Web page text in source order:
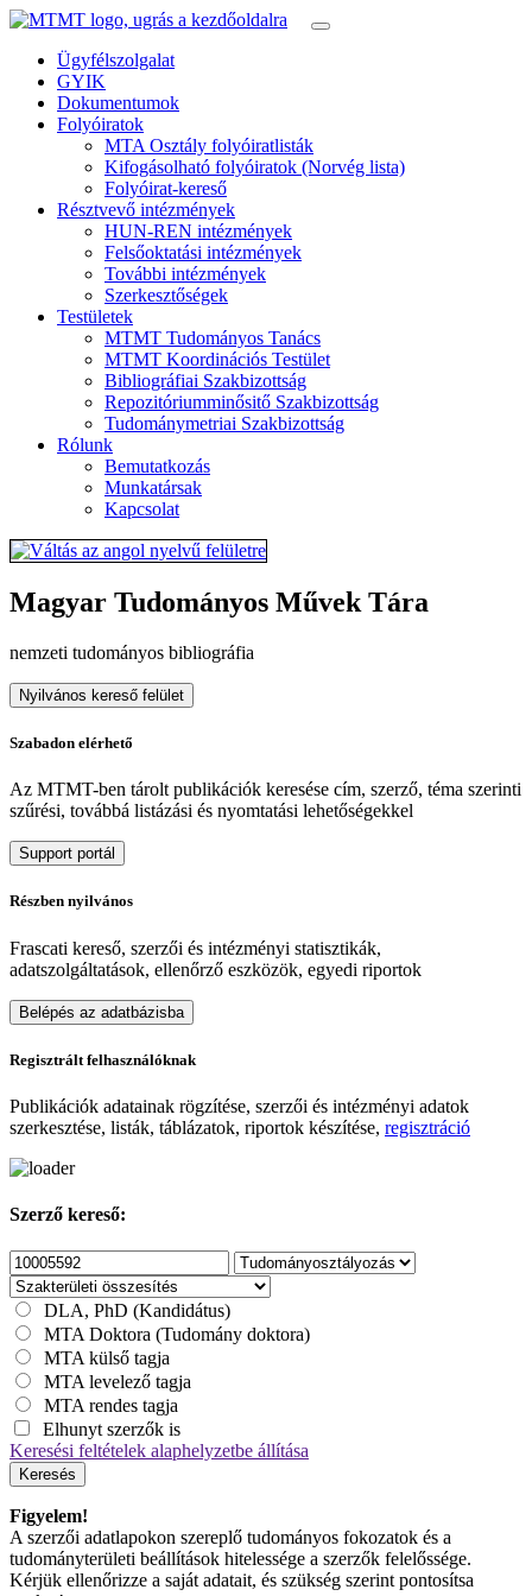
Ügyfélszolgalat
GYIK
Dokumentumok
Folyóiratok
MTA Osztály folyóiratlisták
Kifogásolható folyóiratok (Norvég lista)
Folyóirat-kereső
Résztvevő intézmények
HUN-REN intézmények
Felsőoktatási intézmények
További intézmények
Szerkesztőségek
Testületek
MTMT Tudományos Tanács
MTMT Koordinációs Testület
Bibliográfiai Szakbizottság
Repozitóriumminősitő Szakbizottság
Tudománymetriai Szakbizottság
Rólunk
Bemutatkozás
Munkatársak
Kapcsolat
Magyar Tudományos Művek Tára
nemzeti tudományos bibliográfia
Nyilvános kereső felület
Szabadon elérhető
Az MTMT-ben tárolt publikációk keresése cím, szerző, téma szerinti
szűrési, továbbá listázási és nyomtatási lehetőségekkel
Support portál
Részben nyilvános
Frascati kereső, szerzői és intézményi statisztikák,
adatszolgáltatások, ellenőrző eszközök, egyedi riportok
Belépés az adatbázisba
Regisztrált felhasználóknak
Publikációk adatainak rögzítése, szerzői és intézményi adatok
szerkesztése, listák, táblázatok, riportok készítése, regisztráció
Szerző kereső:
DLA, PhD (Kandidátus)
MTA Doktora (Tudomány doktora)
MTA külső tagja
MTA levelező tagja
MTA rendes tagja
Elhunyt szerzők is
Keresési feltételek alaphelyzetbe állítása
Keresés
Figyelem!
A szerzői adatlapokon szereplő tudományos fokozatok és a
tudományterületi beállítások hitelessége a szerzők felelőssége.
Kérjük ellenőrizze a saját adatait, és szükség szerint pontosítsa